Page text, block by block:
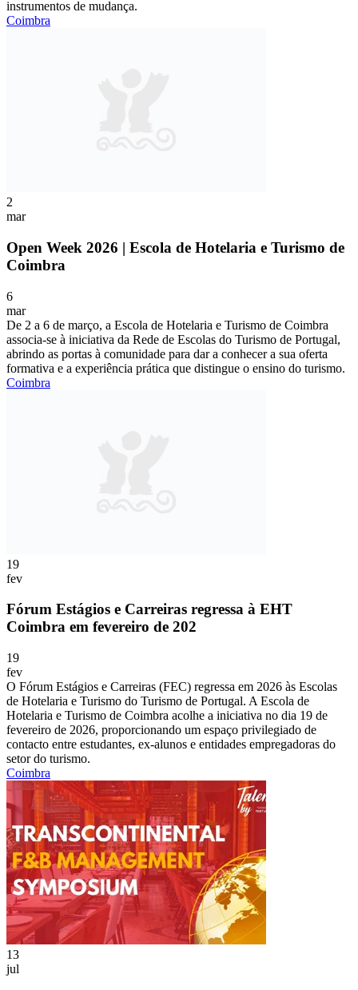
instrumentos de mudança.
Coimbra
2
mar
Open Week 2026 | Escola de Hotelaria e Turismo de
Coimbra
6
mar
De 2 a 6 de março, a Escola de Hotelaria e Turismo de Coimbra
associa-se à iniciativa da Rede de Escolas do Turismo de Portugal,
abrindo as portas à comunidade para dar a conhecer a sua oferta
formativa e a experiência prática que distingue o ensino do turismo.
Coimbra
19
fev
Fórum Estágios e Carreiras regressa à EHT
Coimbra em fevereiro de 202
19
fev
O Fórum Estágios e Carreiras (FEC) regressa em 2026 às Escolas
de Hotelaria e Turismo do Turismo de Portugal. A Escola de
Hotelaria e Turismo de Coimbra acolhe a iniciativa no dia 19 de
fevereiro de 2026, proporcionando um espaço privilegiado de
contacto entre estudantes, ex-alunos e entidades empregadoras do
setor do turismo.
Coimbra
13
jul